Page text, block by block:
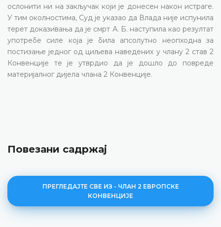
ослонити ни на закључак који је донесен након истраге.
У тим околностима, Суд је указао да Влада није испунила
терет доказивања да је смрт А. Б. наступила као резултат
употребе силе која је била апсолутно неопходна за
постизање једног од циљева наведених у члану 2 став 2
Конвенције те је утврдио да је дошло до повреде
материјалног дијела члана 2 Конвенције.
Повезани садржај
ПРЕГЛЕДАЈТЕ СВЕ ИЗ - ЧЛАН 2 ЕВРОПСКЕ
КОНВЕНЦИЈЕ